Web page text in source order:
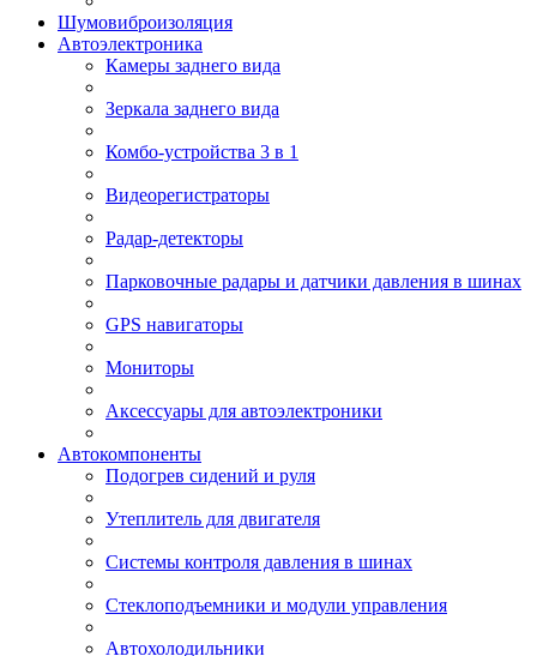
Шумовиброизоляция
Автоэлектроника
Камеры заднего вида
Зеркала заднего вида
Комбо-устройства 3 в 1
Видеорегистраторы
Радар-детекторы
Парковочные радары и датчики давления в шинах
GPS навигаторы
Мониторы
Аксессуары для автоэлектроники
Автокомпоненты
Подогрев сидений и руля
Утеплитель для двигателя
Системы контроля давления в шинах
Стеклоподъемники и модули управления
Автохолодильники